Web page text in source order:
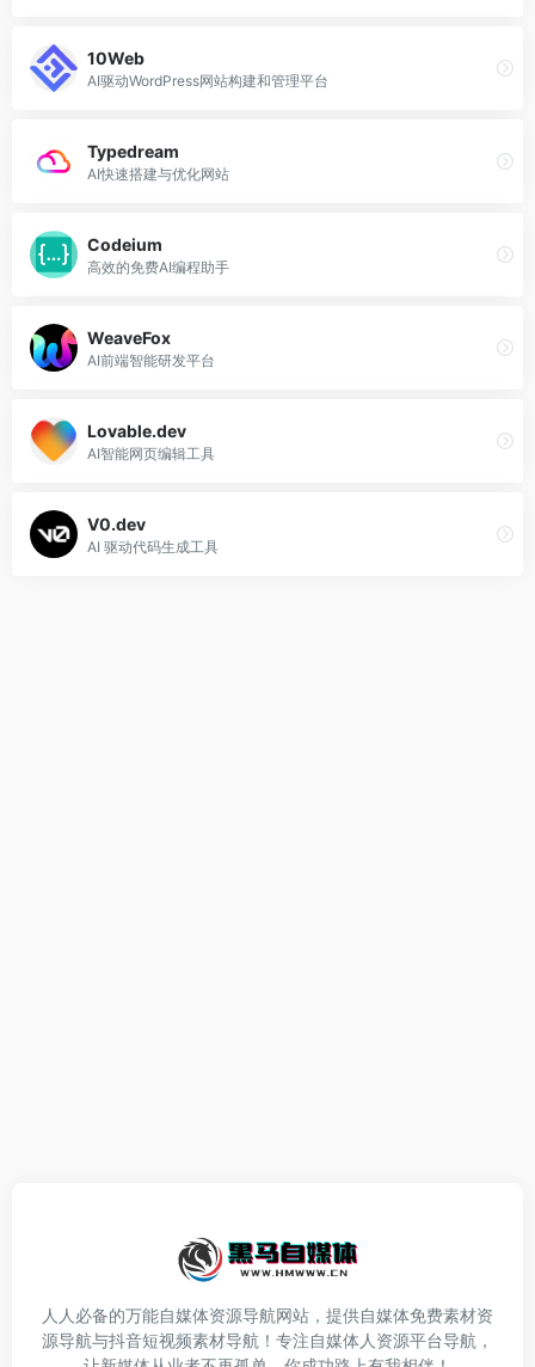
10Web
AI驱动WordPress网站构建和管理平台
Typedream
AI快速搭建与优化网站
Codeium
高效的免费AI编程助手
WeaveFox
AI前端智能研发平台
Lovable.dev
AI智能网页编辑工具
V0.dev
AI 驱动代码生成工具
人人必备的万能自媒体资源导航网站，提供自媒体免费素材资
源导航与抖音短视频素材导航！专注自媒体人资源平台导航，